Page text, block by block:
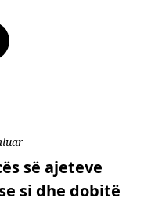
së ajeteve
si dhe dobitë